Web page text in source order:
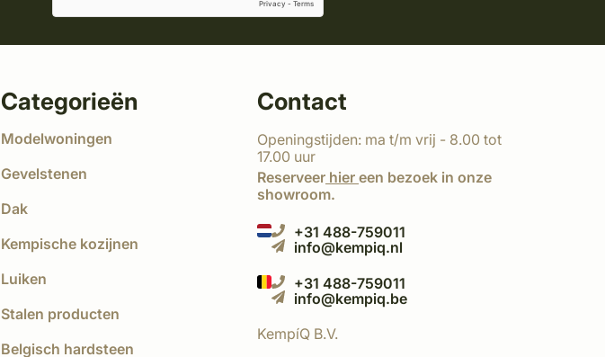
Categorieën
Modelwoningen
Gevelstenen
Dak
Kempische kozijnen
Luiken
Stalen producten
Belgisch hardsteen
Contact
Openingstijden: ma t/m vrij - 8.00 tot
17.00 uur
Reserveer hier een bezoek in onze
showroom.
+31 488-759011
info@kempiq.nl
+31 488-759011
info@kempiq.be
KempíQ B.V.